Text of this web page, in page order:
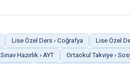
Lise Özel Ders › Coğrafya Lise Özel
Sınav Hazırlık › AYT Ortaokul Takviye ›